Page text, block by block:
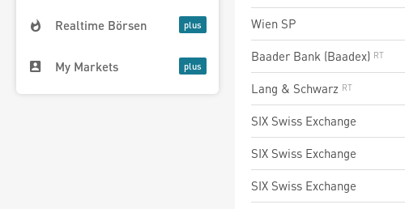
Realtime Börsen
My Markets
Wien SP
Baader Bank (Baadex)
Lang & Schwarz
SIX Swiss Exchange
SIX Swiss Exchange
SIX Swiss Exchange